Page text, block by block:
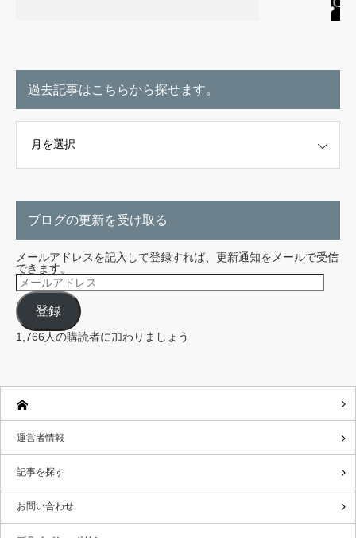
過去記事はこちらから探せます。
ブログの更新を受け取る
メールアドレスを記入して登録すれば、更新通知をメールで受信
できます。
メ
ー
ル
ア
ド
レ
ス
登録
1,766人の購読者に加わりましょう
運営者情報
記事を探す
お問い合わせ